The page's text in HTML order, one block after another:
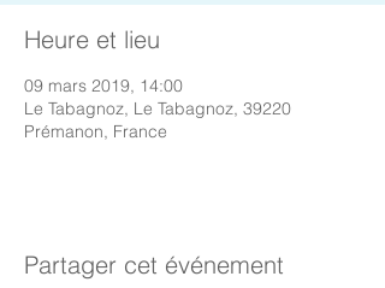
Heure et lieu
09 mars 2019, 14:00
Le Tabagnoz, Le Tabagnoz, 39220
Prémanon, France
Partager cet événement